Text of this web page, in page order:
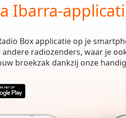
Ibarra-
Box applicatie op je
andere radiozenders, waar je
broekzak dankzij onze